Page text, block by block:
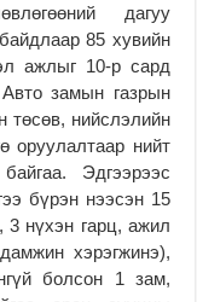
дагуу
85 хувийн
ажлыг 10-р сард
замын газрын
төсөв, нийслэлийн
оруулалтаар нийт
Эдгээрээс
бүрэн нээсэн 15
нүхэн гарц, ажил
хэрэгжинэ),
болсон 1 зам,